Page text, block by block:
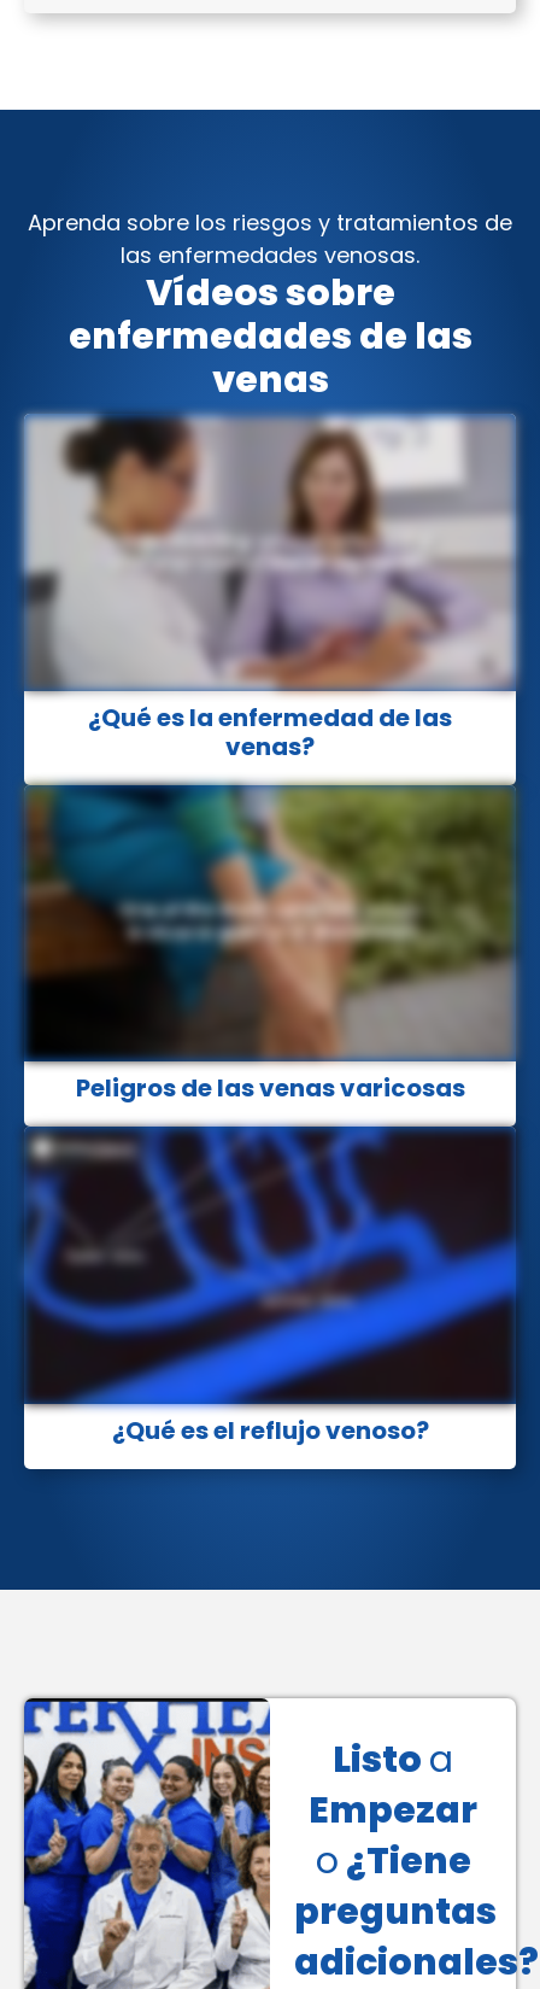
Aprenda sobre los riesgos y tratamientos de
las enfermedades venosas.
Vídeos sobre
enfermedades de las
venas
¿Qué es la enfermedad de las
venas?
Peligros de las venas varicosas
¿Qué es el reflujo venoso?
Listoa
Empezar
o¿Tiene
preguntas
adicionales?